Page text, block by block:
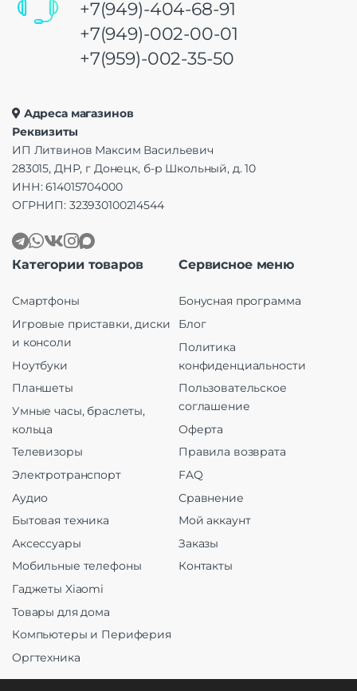
+7(949)-404-68-91
+7(949)-002-00-01
+7(959)-002-35-50
Адреса магазинов
Реквизиты
ИП Литвинов Максим Васильевич
283015, ДНР, г Донецк, б-р Школьный, д. 10
ИНН: 614015704000
ОГРНИП: 323930100214544
Категории товаров
Смартфоны
Игровые приставки, диски
и консоли
Ноутбуки
Планшеты
Умные часы, браслеты,
кольца
Телевизоры
Электротранспорт
Аудио
Бытовая техника
Аксессуары
Мобильные телефоны
Гаджеты Xiaomi
Товары для дома
Компьютеры и Периферия
Оргтехника
Сервисное меню
Бонусная программа
Блог
Политика
конфиденциальности
Пользовательское
соглашение
Оферта
Правила возврата
FAQ
Сравнение
Мой аккаунт
Заказы
Контакты